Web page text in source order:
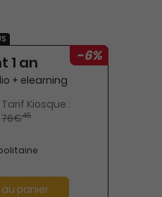
-6%
1 an
+ elearning
Tarif Kiosque :
76€45
panier